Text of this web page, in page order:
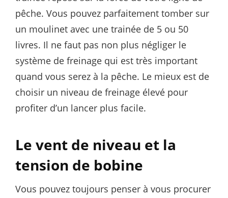
pêche. Vous pouvez parfaitement tomber sur
un moulinet avec une trainée de 5 ou 50
livres. Il ne faut pas non plus négliger le
système de freinage qui est très important
quand vous serez à la pêche. Le mieux est de
choisir un niveau de freinage élevé pour
profiter d’un lancer plus facile.
Le vent de niveau et la
tension de bobine
Vous pouvez toujours penser à vous procurer